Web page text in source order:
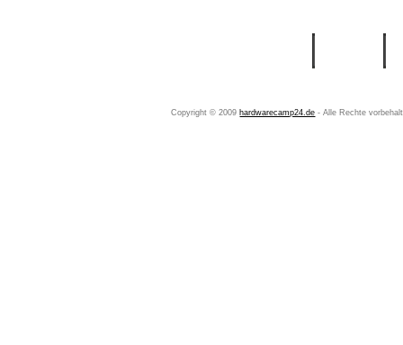
Copyright © 2009 hardwarecamp24.de - Alle Rechte